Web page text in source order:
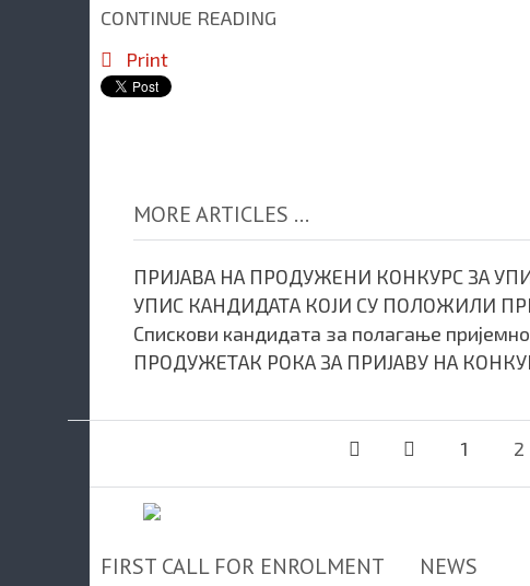
CONTINUE READING
Print
MORE ARTICLES ...
ПРИЈАВА НА ПРОДУЖЕНИ КОНКУРС ЗА
УПИС КАНДИДАТА КОЈИ СУ ПОЛОЖИЛИ
Спискови кандидата за полагање
ПРОДУЖЕТАК РОКА ЗА ПРИЈАВУ НА
1 2
FIRST CALL FOR ENROLMENT NEWS